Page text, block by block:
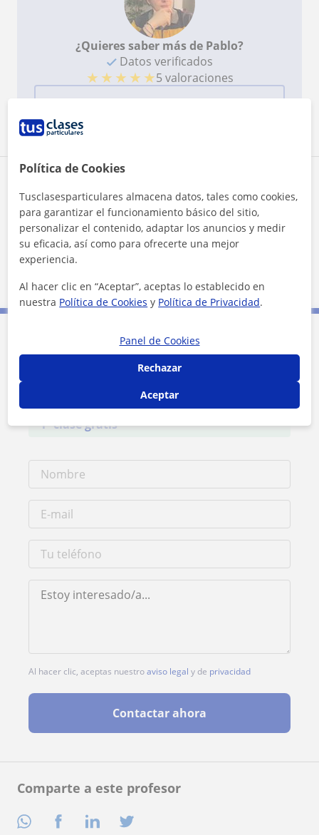
Comparte a este profesor
¿Quieres saber más de Pablo?
Datos verificados
★ ★ ★ ★ ★5 valoraciones
Ver perfil
Localidades a las que se desplaza para dar clase
Torre-Pacheco
Los Alcázares
La Unión
Contacta con Pablo
1ª clase gratis
Al hacer clic, aceptas nuestroaviso legal y de privacidad
Contactar ahora
Política de Cookies
Tusclasesparticulares almacena datos, tales como cookies,
para garantizar el funcionamiento básico del sitio,
personalizar el contenido, adaptar los anuncios y medir
su eficacia, así como para ofrecerte una mejor
experiencia.
Al hacer clic en “Aceptar”, aceptas lo establecido en
nuestra Política de Cookies y Política de Privacidad.
Panel de Cookies
Rechazar
Aceptar